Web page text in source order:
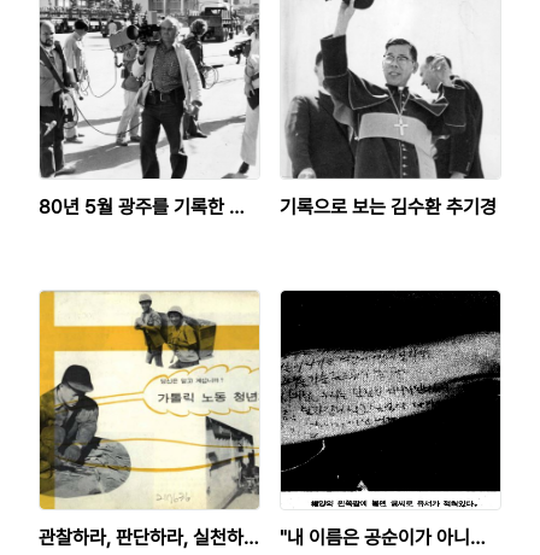
80년 5월 광주를 기록한 월
기록으로 보는 김수환 추기경
관찰하라, 판단하라, 실천하라
"내 이름은 공순이가 아니라